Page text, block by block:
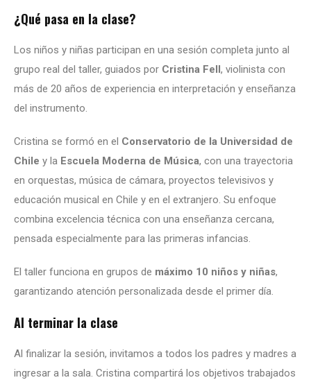
¿Qué pasa en la clase?
Los niños y niñas participan en una sesión completa junto al
grupo real del taller, guiados por Cristina Fell, violinista con
más de 20 años de experiencia en interpretación y enseñanza
del instrumento.
Cristina se formó en el Conservatorio de la Universidad de
Chile y la Escuela Moderna de Música, con una trayectoria
en orquestas, música de cámara, proyectos televisivos y
educación musical en Chile y en el extranjero. Su enfoque
combina excelencia técnica con una enseñanza cercana,
pensada especialmente para las primeras infancias.
El taller funciona en grupos de máximo 10 niños y niñas,
garantizando atención personalizada desde el primer día.
Al terminar la clase
Al finalizar la sesión, invitamos a todos los padres y madres a
ingresar a la sala. Cristina compartirá los objetivos trabajados